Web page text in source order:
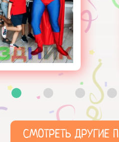
СМОТРЕТЬ ДРУГИЕ